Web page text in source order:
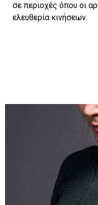
σε περιοχές όπου οι
ελευθερία κινήσεων.